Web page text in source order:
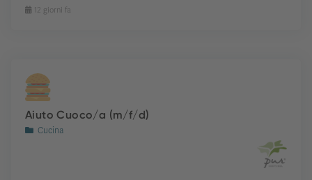
12 giorni fa
Aiuto Cuoco/a (m/f/d)
Cucina